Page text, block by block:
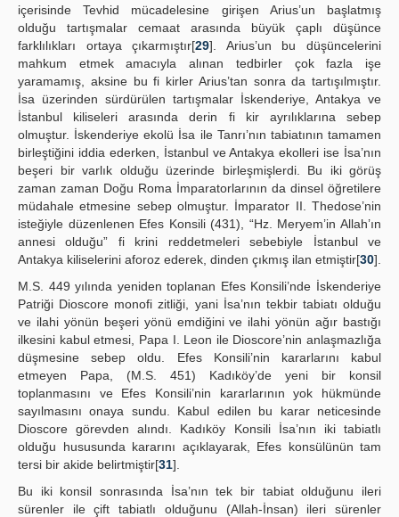
içerisinde Tevhid mücadelesine girişen Arius’un başlatmış
olduğu tartışmalar cemaat arasında büyük çaplı düşünce
farklılıkları ortaya çıkarmıştır[29]. Arius’un bu düşüncelerini
mahkum etmek amacıyla alınan tedbirler çok fazla işe
yaramamış, aksine bu fi kirler Arius’tan sonra da tartışılmıştır.
İsa üzerinden sürdürülen tartışmalar İskenderiye, Antakya ve
İstanbul kiliseleri arasında derin fi kir ayrılıklarına sebep
olmuştur. İskenderiye ekolü İsa ile Tanrı’nın tabiatının tamamen
birleştiğini iddia ederken, İstanbul ve Antakya ekolleri ise İsa’nın
beşeri bir varlık olduğu üzerinde birleşmişlerdi. Bu iki görüş
zaman zaman Doğu Roma İmparatorlarının da dinsel öğretilere
müdahale etmesine sebep olmuştur. İmparator II. Thedose’nin
isteğiyle düzenlenen Efes Konsili (431), “Hz. Meryem’in Allah’ın
annesi olduğu” fi krini reddetmeleri sebebiyle İstanbul ve
Antakya kiliselerini aforoz ederek, dinden çıkmış ilan etmiştir[30].
M.S. 449 yılında yeniden toplanan Efes Konsili’nde İskenderiye
Patriği Dioscore monofi zitliği, yani İsa’nın tekbir tabiatı olduğu
ve ilahi yönün beşeri yönü emdiğini ve ilahi yönün ağır bastığı
ilkesini kabul etmesi, Papa I. Leon ile Dioscore’nin anlaşmazlığa
düşmesine sebep oldu. Efes Konsili’nin kararlarını kabul
etmeyen Papa, (M.S. 451) Kadıköy’de yeni bir konsil
toplanmasını ve Efes Konsili’nin kararlarının yok hükmünde
sayılmasını onaya sundu. Kabul edilen bu karar neticesinde
Dioscore görevden alındı. Kadıköy Konsili İsa’nın iki tabiatlı
olduğu hususunda kararını açıklayarak, Efes konsülünün tam
tersi bir akide belirtmiştir[31].
Bu iki konsil sonrasında İsa’nın tek bir tabiat olduğunu ileri
sürenler ile çift tabiatlı olduğunu (Allah-İnsan) ileri sürenler